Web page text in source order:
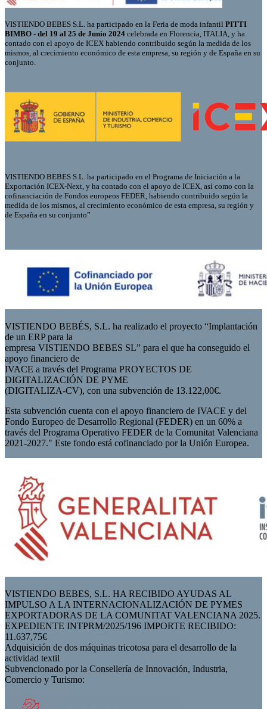
VISTIENDO BEBES S.L. ha participado en la Feria de moda infantil PITTI
BIMBO - del 19 al 25 de Junio 2024 celebrada en Florencia, ITALIA, y ha
contado con el apoyo de ICEX habiendo contribuido según la medida de los
mismos, al crecimiento económico de esta empresa, su región y de España en su
conjunto.
VISTIENDO BEBES S.L. ha participado en el Programa de Iniciación a la
Exportación ICEX-Next, y ha contado con el apoyo de ICEX, así como con la
cofinanciación de Fondos europeos FEDER, habiendo contribuido según la
medida de los mismos, al crecimiento económico de esta empresa, su región y
de España en su conjunto”
VISTIENDO BEBÉS, S.L. ha realizado el proyecto “Implantación
de un ERP para la
empresa VISTIENDO BEBES SL” para el que ha conseguido el
apoyo financiero de
IVACE a través del Programa PROYECTOS DE
DIGITALIZACIÓN DE PYME
(DIGITALIZA-CV), con una subvención de 13.122,00€.
Esta subvención cuenta con el apoyo financiero de IVACE y del
Fondo Europeo de Desarrollo Regional (FEDER) en un 60% a
través del Programa Operativo FEDER de la Comunitat Valenciana
2021-2027." Este fondo está cofinanciado por la Unión Europea.
VISTIENDO BEBES, S.L. HA RECIBIDO AYUDAS AL
IMPULSO A LA INTERNACIONALIZACIÓN DE PYMES
EXPORTADORAS DE LA COMUNITAT VALENCIANA 2025.
EXPEDIENTE INTPRM/2025/196 IMPORTE RECIBIDO:
11.637,75€
Adquisición de dos máquinas tricotosa para el desarrollo de la
actividad textil
Subvencionado por la Consellería de Innovación, Industria,
Comercio y Turismo: